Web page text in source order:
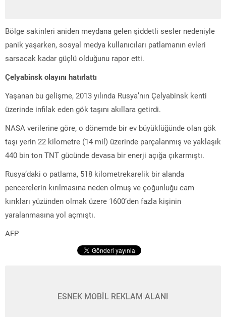
Bölge sakinleri aniden meydana gelen şiddetli sesler nedeniyle
panik yaşarken, sosyal medya kullanıcıları patlamanın evleri
sarsacak kadar güçlü olduğunu rapor etti.
Çelyabinsk olayını hatırlattı
Yaşanan bu gelişme, 2013 yılında Rusya’nın Çelyabinsk kenti
üzerinde infilak eden gök taşını akıllara getirdi.
NASA verilerine göre, o dönemde bir ev büyüklüğünde olan gök
taşı yerin 22 kilometre (14 mil) üzerinde parçalanmış ve yaklaşık
440 bin ton TNT gücünde devasa bir enerji açığa çıkarmıştı.
Rusya’daki o patlama, 518 kilometrekarelik bir alanda
pencerelerin kırılmasına neden olmuş ve çoğunluğu cam
kırıkları yüzünden olmak üzere 1600’den fazla kişinin
yaralanmasına yol açmıştı.
AFP
ESNEK MOBİL REKLAM ALANI